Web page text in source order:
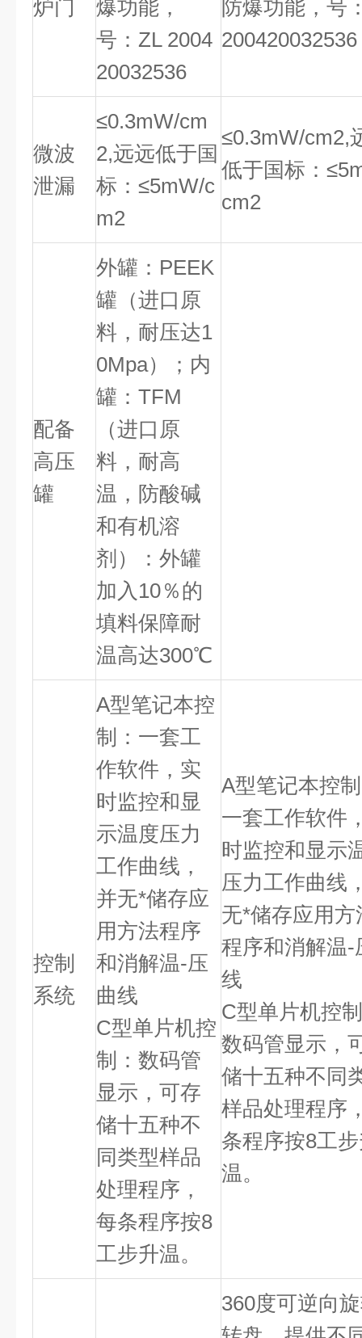
炉门
爆功能，
号： ZL 2004
20032536
防爆功能，号
200420032536
微波
泄漏
≤0.3mW/cm
2,远远低于国
标： ≤5mW/c
m2
≤0.3mW/cm2,
低于国标：
cm2
配备
高压
罐
外罐： PEEK
罐（进口原
料，耐压达1
0Mpa）；内
罐： TFM
（进口原
料，耐高
温，防酸碱
和有机溶
剂）：外罐
加入 10％的
填料保障耐
温高达300℃
控制
系统
A型笔记本控
制：一套工
作软件，实
时监控和显
示温度压力
工作曲线，
并无*储存应
用方法程序
和消解温-压
曲线
C型单片机控
制：数码管
显示，可存
储十五种不
同类型样品
处理程序，
每条程序按8
工步升温。
A型笔记本控
一套工作软件
时监控和显示
压力工作曲线
无*储存应用方
程序和消解温-
线
C型单片机控
数码管显示，
储十五种不同
样品处理程序
条程序按8工
温。
360度可逆向